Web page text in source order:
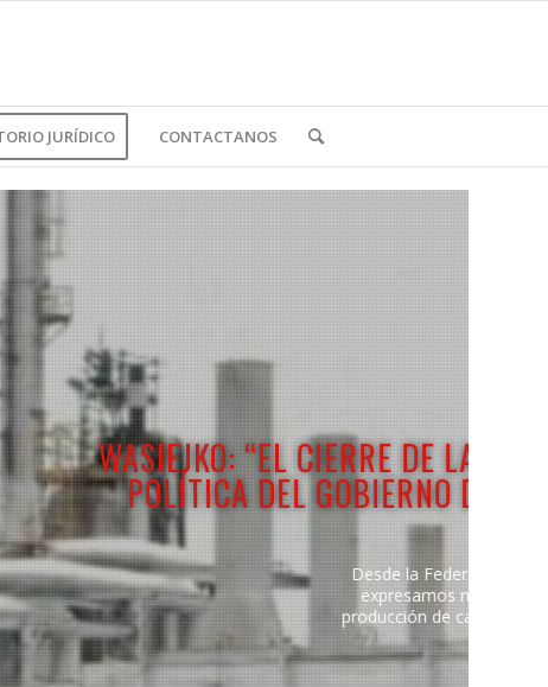
JURÍDICO CONTACTANOS
MUESTRA MÁS DE LA
INDUSTRIA NACIONAL”
(FETIA)
cerrar la
que pone en